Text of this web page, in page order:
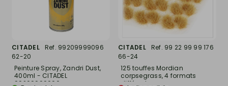
CITADEL
Ref. 99209999096
62-20
Peinture Spray, Zandri Dust,
400ml - CITADEL
99209999096...
CITADEL
Ref. 99 22 99 99 176
66-24
125 touffes Mordian
corpsegrass, 4 formats
différents,...